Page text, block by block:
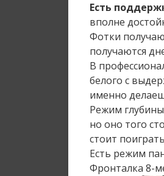
Есть
вполне
Фотки
получаются
В
белого с
именно
Режим
но оно того
стоит
Есть режим
Фронталка 8-